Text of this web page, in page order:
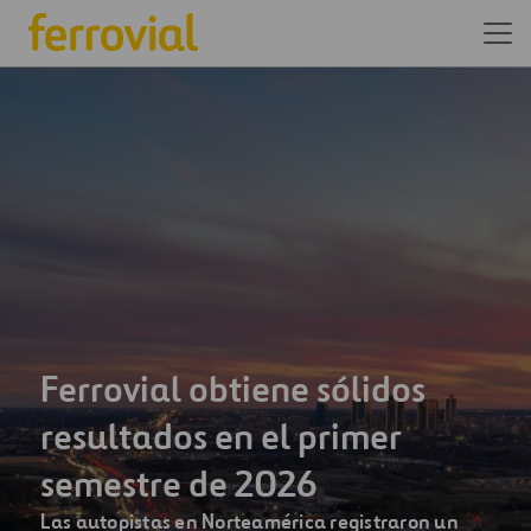
Somos una de las